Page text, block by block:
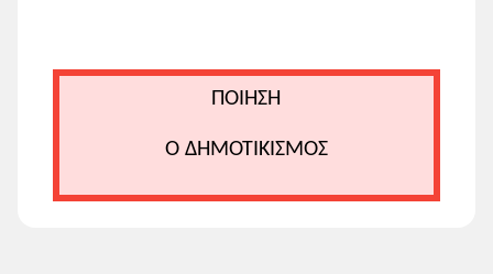
ΠΟΙΗΣΗ
Ο ΔΗΜΟΤΙΚΙΣΜΟΣ